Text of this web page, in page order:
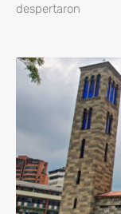
despertaron